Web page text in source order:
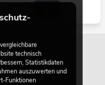
technisch
Statistikdaten
auszuwerten und
Funktionen